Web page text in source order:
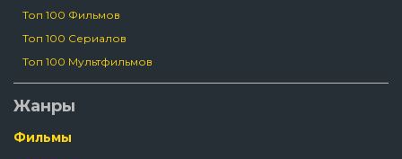
Топ 100 Фильмов
Топ 100 Сериалов
Топ 100 Мультфильмов
Жанры
Фильмы